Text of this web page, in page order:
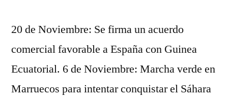
20 de Noviembre: Se firma un acuerdo
comercial favorable a España con Guinea
Ecuatorial. 6 de Noviembre: Marcha verde en
Marruecos para intentar conquistar el Sáhara